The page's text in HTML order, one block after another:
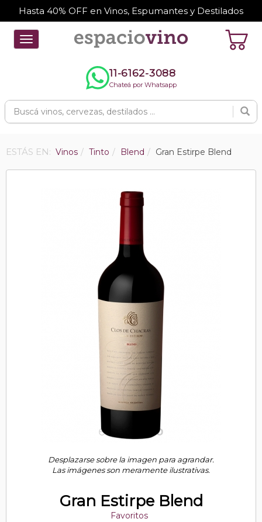
Hasta 40% OFF en Vinos, Espumantes y Destilados
Toggle
navigation
11-6162-3088
Chateá por Whatsapp
ESTÁS EN: Vinos Tinto Blend Gran Estirpe Blend
Desplazarse sobre la imagen para agrandar.
Las imágenes son meramente ilustrativas.
Gran Estirpe Blend
Favoritos